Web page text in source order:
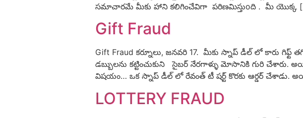
సమాచారమే మీకు హాని కలిగించేవిగా పరిణమిస్తుoది . మీ యొక్క
Gift Fraud
Gift Fraud కర్నూలు, జనవరి 17. మీకు స్నాప్ డీల్ లో కారు గిఫ్ట్
డబ్బులను కట్టించుకుని సైబర్ నేరగాళ్ళు మోసానికి గురి
విషయం… ఒక స్నాప్ డీల్ లో రేవంత్ టీ షర్ట్ కొరకు ఆర్డర్ చేశాడు.
LOTTERY FRAUD